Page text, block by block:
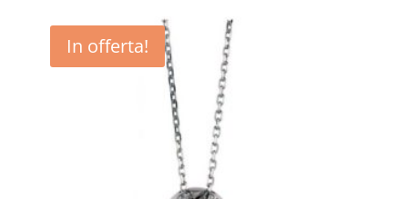
era:
3.345,00€.
è:
2.500,00€.
In offerta!